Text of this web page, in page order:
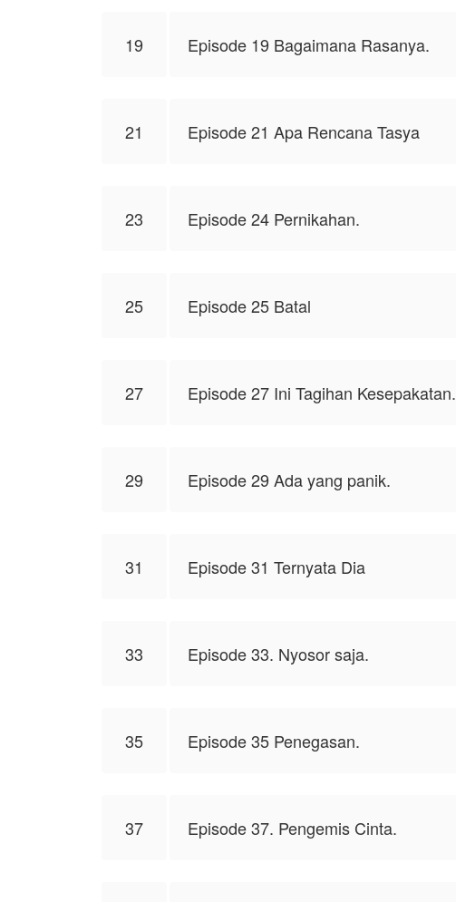
19 Episode 19 Bagaimana Rasanya.
21 Episode 21 Apa Rencana Tasya
23 Episode 24 Pernikahan.
25 Episode 25 Batal
27 Episode 27 Ini Tagihan Kesepakatan.
29 Episode 29 Ada yang panik.
31 Episode 31 Ternyata Dia
33 Episode 33. Nyosor saja.
35 Episode 35 Penegasan.
37 Episode 37. Pengemis Cinta.